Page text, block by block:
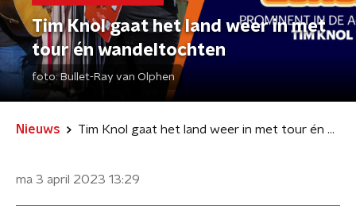
Tim Knol gaat het land weer in met
tour én wandeltochten
foto: Bullet-Ray van Olphen
Nieuws Tim Knol gaat het land weer in met tour én wandeltochten
ma 3 april 2023 13:29